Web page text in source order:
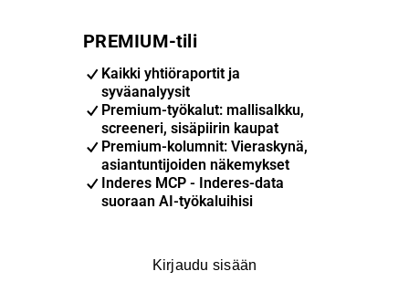
PREMIUM-tili
Kaikki yhtiöraportit ja
syväanalyysit
Premium-työkalut: mallisalkku,
screeneri, sisäpiirin kaupat
Premium-kolumnit: Vieraskynä,
asiantuntijoiden näkemykset
Inderes MCP - Inderes-data
suoraan AI-työkaluihisi
Kirjaudu sisään